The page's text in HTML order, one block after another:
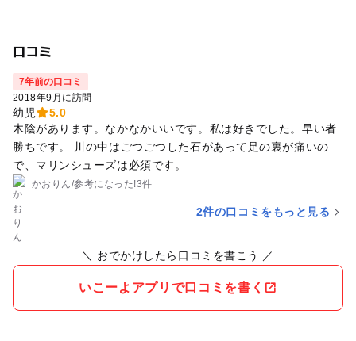
口コミ
7年前の口コミ
2018年9月に訪問
幼児
5.0
木陰があります。なかなかいいです。私は好きでした。早い者
勝ちです。 川の中はごつごつした石があって足の裏が痛いの
で、マリンシューズは必須です。
かおりん/参考に なった!3件
2件の口コミをもっと見る
＼ おでかけしたら口コミを書こう ／
いこーよアプリで口コミを書く